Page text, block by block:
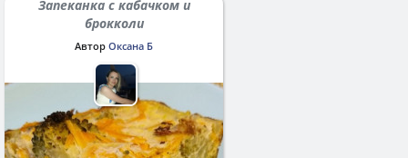
Запеканка с кабачком и
брокколи
Автор Оксана Б